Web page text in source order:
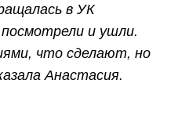
в УК
и ушли.
что сделают, но
Анастасия.